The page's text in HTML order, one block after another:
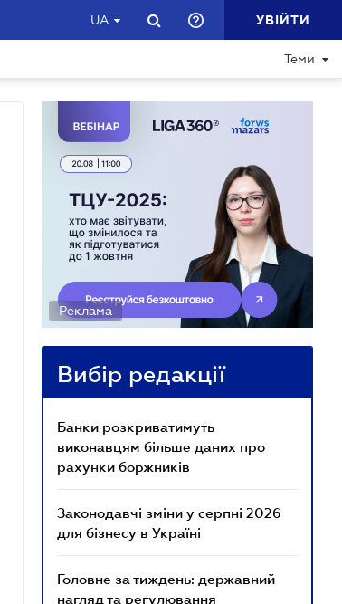
UA УВІЙТИ
Теми
Реклама
Вибір редакції
Банки розкриватимуть
виконавцям більше даних про
рахунки боржників
Законодавчі зміни у серпні 2026
для бізнесу в Україні
Головне за тиждень: державний
нагляд та регулювання